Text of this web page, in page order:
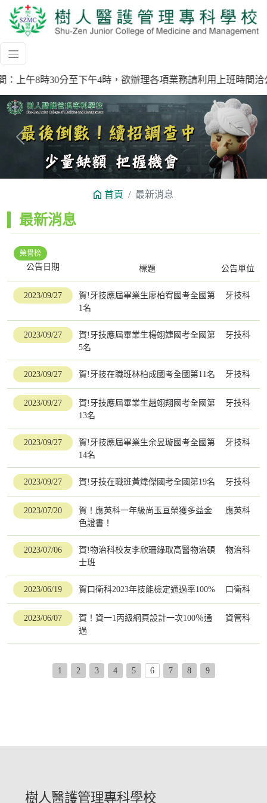
上午8時30分至下午4時，欲辦理各項業務請利用上班時間洽
Previous Next
首頁 最新消息
最新消息
榮譽榜
公告日期 標題 公告單位
2023/09/27
賀!牙技應屆畢業生廖柏宥國考全國第
1名
牙技科
2023/09/27
賀!牙技應屆畢業生楊翊婕國考全國第
5名
牙技科
2023/09/27 賀!牙技在職班林柏成國考全國第11名 牙技科
2023/09/27
賀!牙技應屆畢業生趙翊翔國考全國第
13名
牙技科
2023/09/27
賀!牙技應屆畢業生余昱璇國考全國第
14名
牙技科
2023/09/27 賀!牙技在職班黃煒傑國考全國第19名 牙技科
2023/07/20
賀！應英科一年級尚玉亘榮獲多益金
色證書！
應英科
2023/07/06
賀!物治科校友李欣珊錄取高醫物治碩
士班
物治科
2023/06/19 賀口衛科2023年技能檢定通過率100% 口衛科
2023/06/07
賀！資一1丙級網頁設計一次100％通
過
資管科
1 2 3 4 5 6 7 8 9
樹人醫護管理專科學校